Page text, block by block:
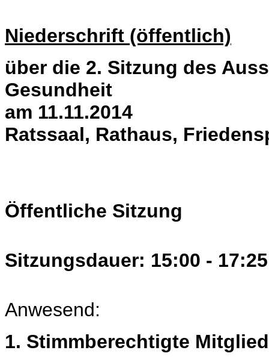
Niederschrift (öffentlich)
über die 2. Sitzung des
Gesundheit
am 11.11.2014
Ratssaal, Rathaus,
Öffentliche Sitzung
Sitzungsdauer: 15:00 -
Anwesend:
1. Stimmberechtigte